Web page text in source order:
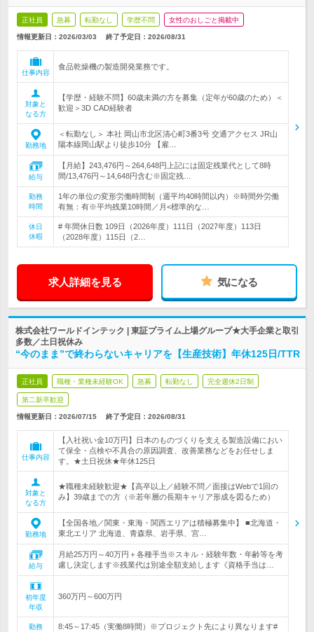
正社員 急募 転勤なし 学歴不問 女性のおしごと掲載中
情報更新日：2026/03/03 終了予定日： 2026/08/31
仕事内容
食品乾燥機の製造開発業務です。
対象と
なる方
【学歴・経験不問】60歳未満の方を募集（定年が60歳のため）＜
歓迎＞3D CAD経験者
勤務地
＜転勤なし＞ 本社 岡山市北区清心町3番3号 交通アクセス JR山
陽本線岡山駅より徒歩10分 【雇…
給与
【月給】243,476円～264,648円上記には固定残業代として8時
間/13,476円～14,648円含む※固定残…
勤務
時間
1年の単位の変形労働時間制（週平均40時間以内）※時間外労働
有無：有※平均残業10時間／月<標準的な…
休日
休暇
# 年間休日数 109日（2026年度）111日（2027年度）113日
（2028年度）115日（2…
求人詳細を見る 気になる
株式会社ワールドインテック | 東証プライム上場グループ★大手企業と取引
多数／土日祝休み
“今のまま”で終わらないキャリアを【生産技術】年休125日/TTR
正社員 職種・業種未経験OK 急募 転勤なし 完全週休2日制
第二新卒歓迎
情報更新日：2026/07/15 終了予定日： 2026/08/31
仕事内容
【入社祝い金10万円】日本のものづくりを支える製造設備におい
て保全・点検や不具合の原因調査、改善業務などをお任せしま
す。★土日祝休★年休125日
対象と
なる方
★職種未経験歓迎★【高卒以上／経験不問／面接はWebで1回の
み】39歳までの方（※若年層の長期キャリア形成を図るため）
勤務地
【全国各地／関東・東海・関西エリアは積極募集中】 ■北海道・
東北エリア 北海道、青森県、岩手県、宮…
給与
月給25万円～40万円＋各種手当※スキル・経験年数・年齢等を考
慮し決定します※残業代は別途全額支給します《資格手当は…
初年度
年収
360万円～600万円
勤務
8:45～17:45（実働8時間）※プロジェクト先により異なります#